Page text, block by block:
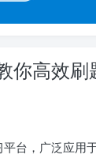
你高效刷
台，广泛应用